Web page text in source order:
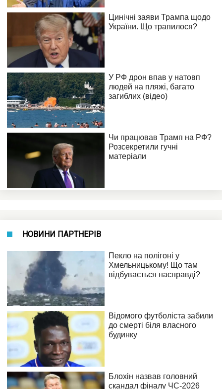
НОВИНИ ПАРТНЕРІВ